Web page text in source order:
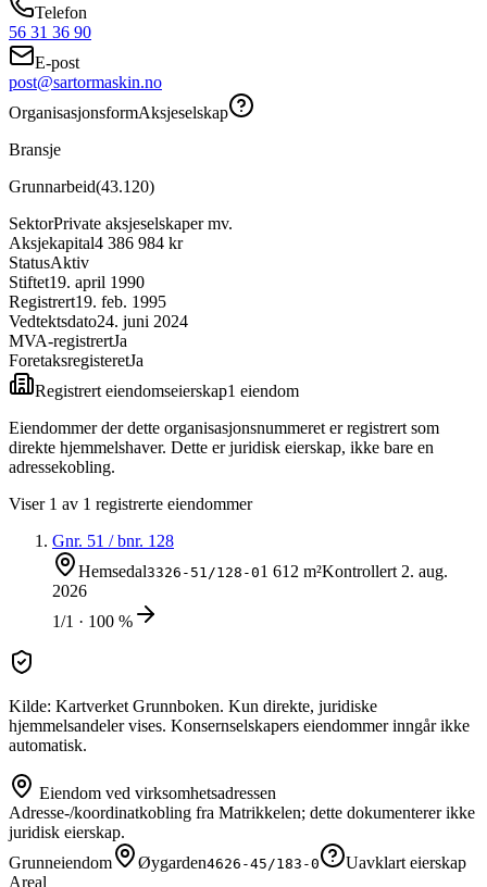
Telefon
56 31 36 90
E-post
post@sartormaskin.no
OrganisasjonsformAksjeselskap
Bransje
Grunnarbeid(43.120)
SektorPrivate aksjeselskaper mv.
Aksjekapital4 386 984 kr
StatusAktiv
Stiftet19. april 1990
Registrert19. feb. 1995
Vedtektsdato24. juni 2024
MVA-registrertJa
ForetaksregisteretJa
Registrert eiendomseierskap1 eiendom
Eiendommer der dette organisasjonsnummeret er registrert som
direkte hjemmelshaver. Dette er juridisk eierskap, ikke bare en
adressekobling.
Viser 1 av 1 registrerte eiendommer
Gnr. 51 / bnr. 128
Hemsedal3326-51/128-01 612 m²Kontrollert2. aug.
2026
1/1 · 100 %
Kilde: Kartverket Grunnboken. Kun direkte, juridiske
hjemmelsandeler vises. Konsernselskapers eiendommer inngår ikke
automatisk.
Eiendom ved virksomhetsadressen
Adresse-/koordinatkobling fra Matrikkelen; dette dokumenterer ikke
juridisk eierskap.
Grunneiendom
Øygarden4626-45/183-0
Uavklart eierskap
Areal